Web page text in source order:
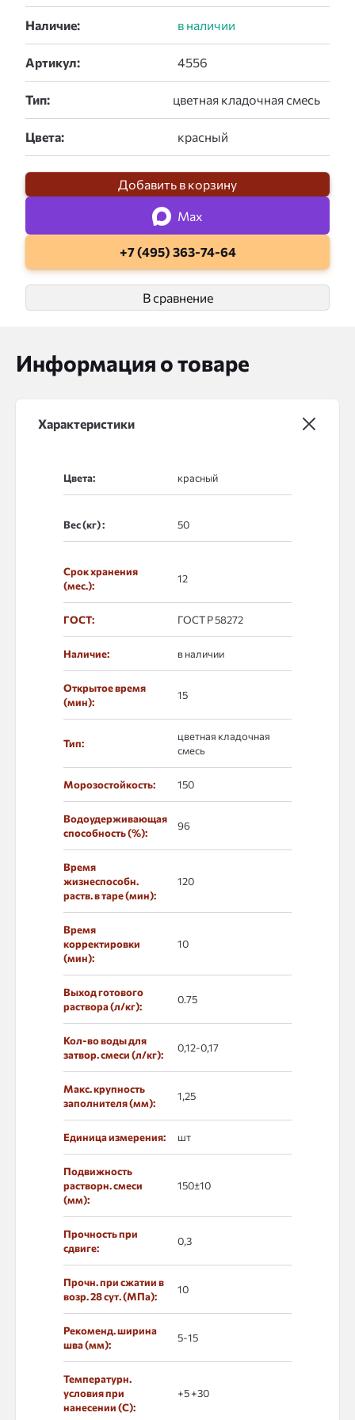
Наличие:
Артикул:
Тип:
Цвета:
Добавить в корзину
Max
+7 (495) 363-74-64
В сравнение
Информация о товаре
Характеристики
Цвета:
Вес (кг) :
Срок хранения
(мес.):
12
ГОСТ: ГОСТ Р 58272
Наличие: в наличии
Открытое время
(мин):
15
Тип:
цветная кладочная
смесь
Морозостойкость: 150
Водоудерживающая
способность (%):
96
Время
жизнеспособн.
раств. в таре (мин):
120
Время
корректировки
(мин):
10
Выход готового
раствора (л/кг):
0.75
Кол-во воды для
затвор. смеси (л/кг):
0,12-0,17
Макс. крупность
заполнителя (мм):
1,25
Единица измерения: шт
Подвижность
растворн. смеси
(мм):
150±10
Прочность при
сдвиге:
0,3
Прочн. при сжатии в
возр. 28 сут. (МПа):
10
Рекоменд. ширина
шва (мм):
5-15
Температурн.
условия при
нанесении (С):
+5 +30